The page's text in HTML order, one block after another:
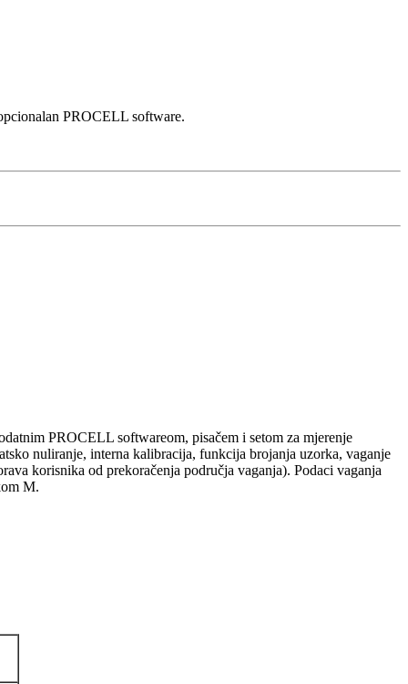
PROCELL software.
PROCELL softwareom, pisačem i setom za mjerenje
nuliranje, interna kalibracija, funkcija brojanja uzorka, vaganje
korisnika od prekoračenja područja vaganja). Podaci vaganja
M.